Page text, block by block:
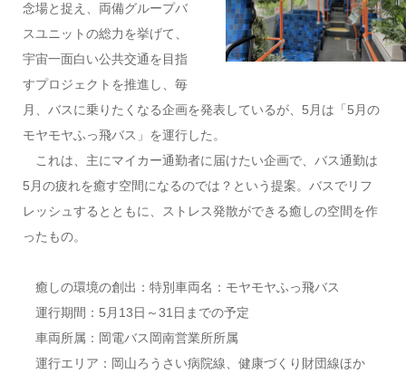
念場と捉え、両備グループバ
スユニットの総力を挙げて、
宇宙一面白い公共交通を目指
すプロジェクトを推進し、毎
月、バスに乗りたくなる企画を発表しているが、5月は「5月の
モヤモヤふっ飛バス」を運行した。
これは、主にマイカー通勤者に届けたい企画で、バス通勤は
5月の疲れを癒す空間になるのでは？という提案。バスでリフ
レッシュするとともに、ストレス発散ができる癒しの空間を作
ったもの。
癒しの環境の創出：特別車両名：モヤモヤふっ飛バス
運行期間：5月13日～31日までの予定
車両所属：岡電バス岡南営業所所属
運行エリア：岡山ろうさい病院線、健康づくり財団線ほか